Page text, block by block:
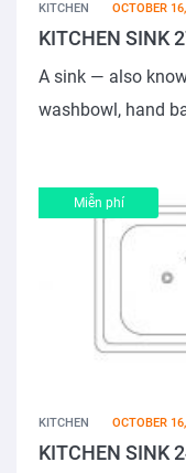
KITCHEN OCTOBER
KITCHEN SINK
A sink — also
washbowl, hand
Miễn phí
KITCHEN OCTOBER
KITCHEN SINK